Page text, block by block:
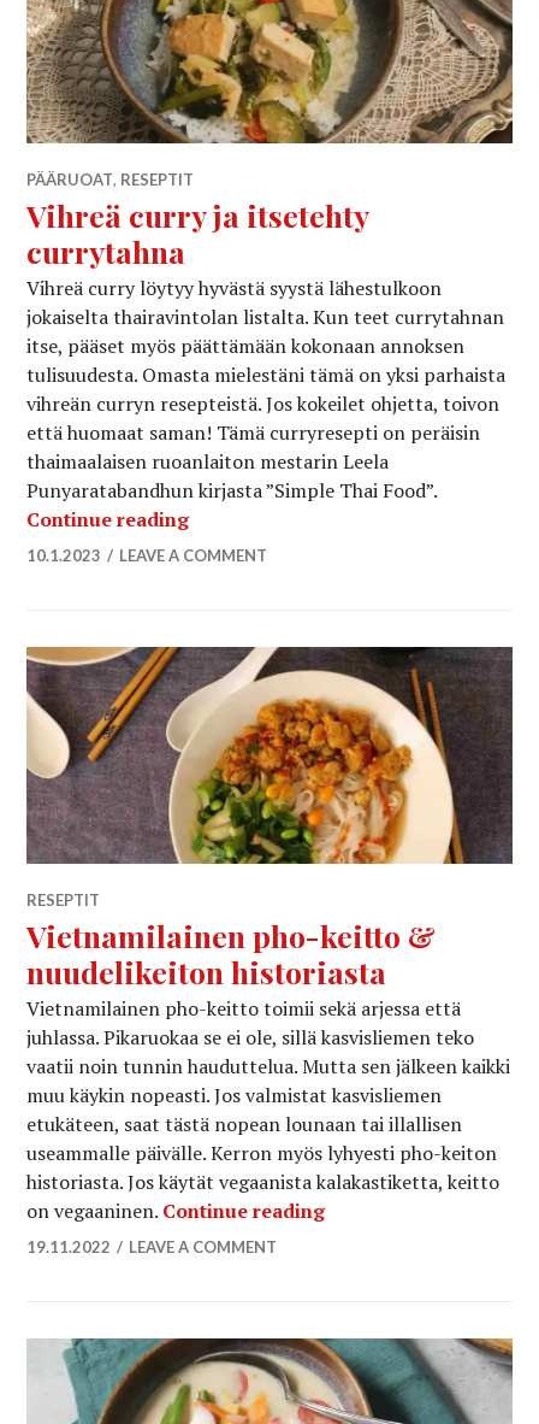
PÄÄRUOAT, RESEPTIT
Vihreä curry ja itsetehty
currytahna
Vihreä curry löytyy hyvästä syystä lähestulkoon
jokaiselta thairavintolan listalta. Kun teet currytahnan
itse, pääset myös päättämään kokonaan annoksen
tulisuudesta. Omasta mielestäni tämä on yksi parhaista
vihreän curryn resepteistä. Jos kokeilet ohjetta, toivon
että huomaat saman! Tämä curryresepti on peräisin
thaimaalaisen ruoanlaiton mestarin Leela
Punyaratabandhun kirjasta ”Simple Thai Food”.
Continue readingVihreä curry ja itsetehty currytahna
10.1.2023 LEAVE A COMMENT
RESEPTIT
Vietnamilainen pho-keitto &
nuudelikeiton historiasta
Vietnamilainen pho-keitto toimii sekä arjessa että
juhlassa. Pikaruokaa se ei ole, sillä kasvisliemen teko
vaatii noin tunnin hauduttelua. Mutta sen jälkeen kaikki
muu käykin nopeasti. Jos valmistat kasvisliemen
etukäteen, saat tästä nopean lounaan tai illallisen
useammalle päivälle. Kerron myös lyhyesti pho-keiton
historiasta. Jos käytät vegaanista kalakastiketta, keitto
on vegaaninen. Continue readingVietnamilainen pho-
19.11.2022 LEAVE A COMMENT